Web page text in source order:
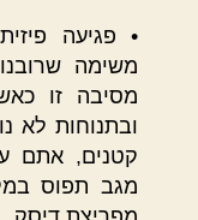
• פגיעה
משימה
מסיבה זו
ובתנוחות לא
קטנים, אתם
מגב תפוס